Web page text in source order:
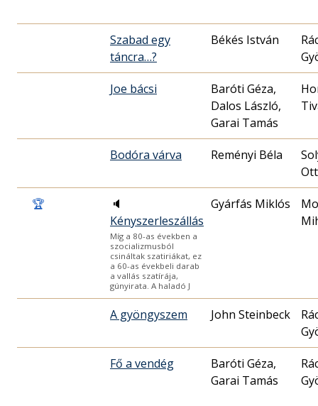
Szabad egy
táncra…?
Békés István
Joe bácsi
Baróti Géza,
Dalos László,
Garai Tamás
Bodóra várva Reményi Béla
🏆
🔈
Kényszerleszállás
Míg a 80-as években a
szocializmusból
csináltak szatiriákat, ez
a 60-as évekbeli darab
a vallás szatírája,
gúnyirata. A haladó J
Gyárfás Miklós
A gyöngyszem John Steinbeck
Fő a vendég
Baróti Géza,
Garai Tamás